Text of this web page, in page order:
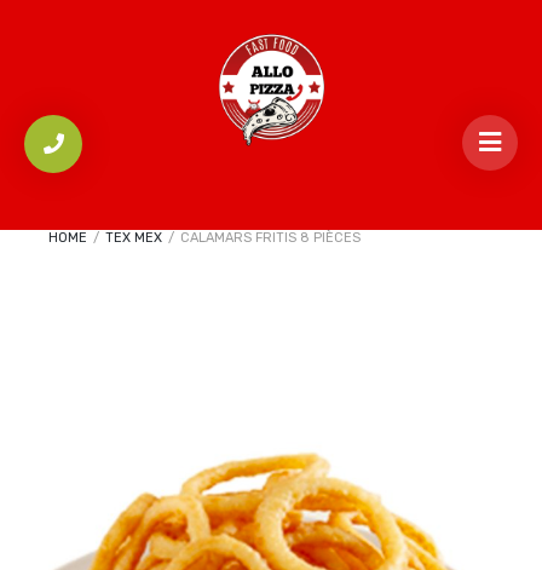
HOME / TEX MEX / CALAMARS FRITIS 8 PIÈCES